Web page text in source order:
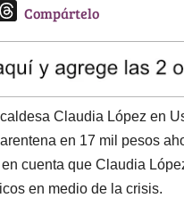
T
e
a
d
s
Compártelo
Claudia López en
en 17 mil pesos
cuenta que Claudia
en medio de la crisis.